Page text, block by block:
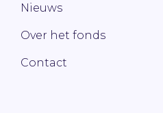
Nieuws
Over het fonds
Contact